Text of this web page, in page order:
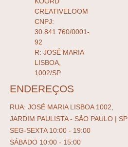
CREATIVELOOM
CNPJ:
30.841.760/0001-
92
R: JOSÉ MARIA
LISBOA,
1002/SP.
ENDEREÇOS
RUA: JOSÉ MARIA LISBOA 1002,
JARDIM PAULISTA - SÃO PAULO | SP
SEG-SEXTA 10:00 - 19:00
SÁBADO 10:00 - 15:00